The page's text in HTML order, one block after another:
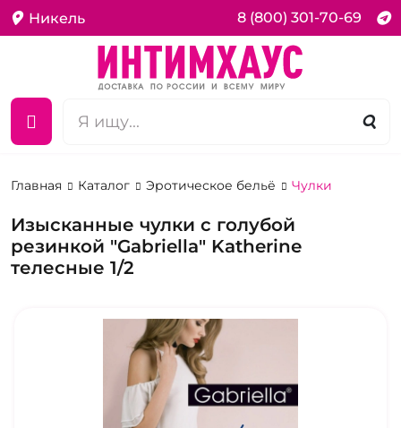
Никель 8 (800) 301-70-69
Главная Каталог Эротическое бельё Чулки
Изысканные чулки с голубой
резинкой "Gabriella" Katherine
телесные 1/2